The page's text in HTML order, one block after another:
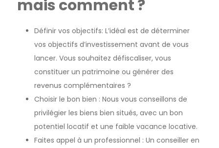
mais comment ?
Définir vos objectifs: L’idéal est de déterminer
vos objectifs d’investissement avant de vous
lancer. Vous souhaitez défiscaliser, vous
constituer un patrimoine ou générer des
revenus complémentaires ?
Choisir le bon bien : Nous vous conseillons de
privilégier les biens bien situés, avec un bon
potentiel locatif et une faible vacance locative.
Faites appel à un professionnel : Un conseiller en